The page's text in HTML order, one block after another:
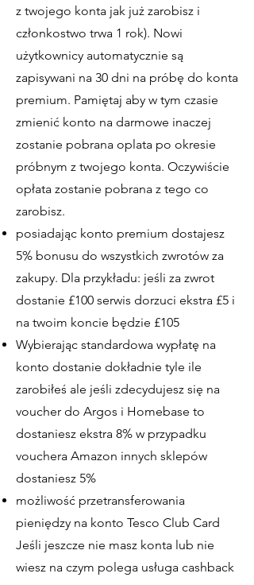
z twojego konta jak już zarobisz i
członkostwo trwa 1 rok). Nowi
użytkownicy automatycznie są
zapisywani na 30 dni na próbę do konta
premium. Pamiętaj aby w tym czasie
zmienić konto na darmowe inaczej
zostanie pobrana oplata po okresie
próbnym z twojego konta. Oczywiście
opłata zostanie pobrana z tego co
zarobisz.
posiadając konto premium dostajesz
5% bonusu do wszystkich zwrotów za
zakupy. Dla przykładu: jeśli za zwrot
dostanie £100 serwis dorzuci ekstra £5 i
na twoim koncie będzie £105
Wybierając standardowa wypłatę na
konto dostanie dokładnie tyle ile
zarobiłeś ale jeśli zdecydujesz się na
voucher do Argos i Homebase to
dostaniesz ekstra 8% w przypadku
vouchera Amazon innych sklepów
dostaniesz 5%
możliwość przetransferowania
pieniędzy na konto Tesco Club Card
Jeśli jeszcze nie masz konta lub nie
wiesz na czym polega usługa cashback